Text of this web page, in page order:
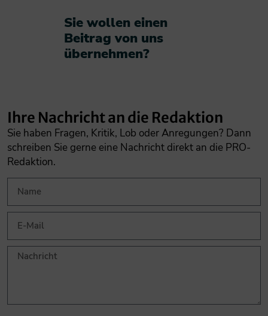
Sie wollen einen
Beitrag von uns
übernehmen?​
Ihre Nachricht an die Redaktion
Sie haben Fragen, Kritik, Lob oder Anregungen? Dann
schreiben Sie gerne eine Nachricht direkt an die PRO-
Redaktion.